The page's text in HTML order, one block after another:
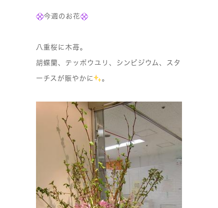
今週のお花
八重桜に木苺。
胡蝶蘭、テッポウユリ、シンビジウム、スタ
ーチスが賑やかに 。